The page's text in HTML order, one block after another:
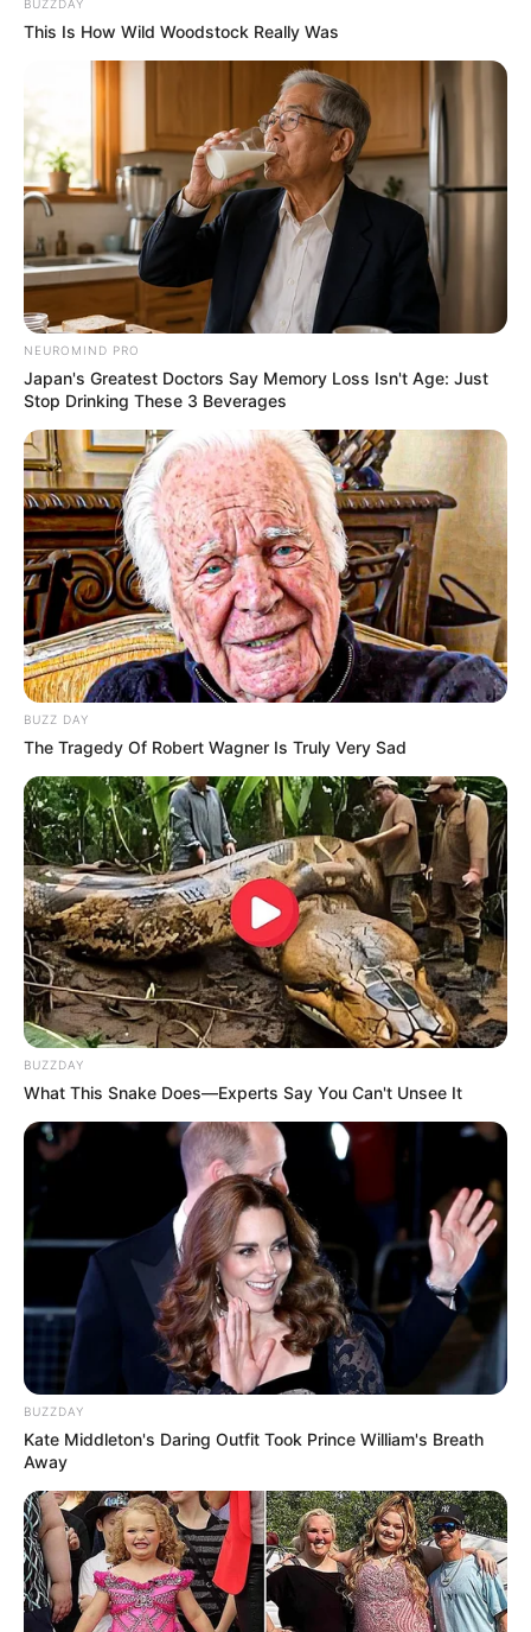
BUZZDAY
This Is How Wild Woodstock Really Was
NEUROMIND PRO
Japan's Greatest Doctors Say Memory Loss Isn't Age: Just
Stop Drinking These 3 Beverages
BUZZ DAY
The Tragedy Of Robert Wagner Is Truly Very Sad
BUZZDAY
What This Snake Does—Experts Say You Can't Unsee It
BUZZDAY
Kate Middleton's Daring Outfit Took Prince William's Breath
Away